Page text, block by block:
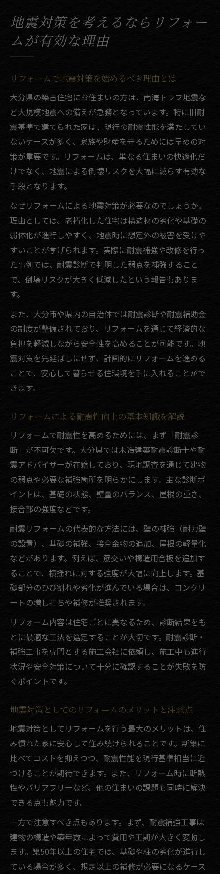
大分県でリフォームを選ぶ地震対策のポイ
ント
築古住宅の耐震診断と補助活用ポイント解説
ント
大分市耐震診断とリフォーム補助金の手続
き解説
築古住宅のリフォームで補助制度を賢く使
う方法
大分県木造建築耐震診断士とリフォームの
耐震アドバイザーによるリフォーム診断の
活用法
リフォームで変わる地震に強い家づくりとは
リフォームが実現する地震に強い家の特徴
倒れなかった家から学ぶリフォームの工夫
リフォームで耐震等級アップを目指す方法
耐震改修を含めたリフォームの重要な流れ
省エネリフォームと耐震工事の併用ポイン
ト
安心できる毎日を支える耐震リフォーム手法
耐震リフォームで安心感を得るための工夫
果
住まい守り隊と連携したリフォーム事例紹
介
大分市リフォームで実現する快適な防災生
活
大分県耐震アドバイザーと進めるリフォー
ム手順
リフォームから耐震補助申請までの流れを
解説
木造建築耐震診断士の役割とリフォーム連
リフォームで叶う段階的な耐震改修の進め
方
補助制度を最大限使うリフォーム計画の立
て方
リフォーム費用を抑える耐震補助の賢い使
い方
大分市耐震補助金とリフォーム申請の流れ
補助金を活用したリフォームの注意点と手
順
リフォームと補助申請を同時に進めるポイ
ント
耐震補助金で実現するリフォームの具体例
地震対策を考えるならリフォー
ムが有効な理由
リフォームで地震対策を始めるべき理由とは
大分県の築古住宅にお住まいの方は、南海トラフ地震な
ど大規模地震への備えが急務となっています。特に旧耐
震基準で建てられた家は、現行の耐震性能を満たしてい
ないケースが多く、家族や財産を守るためには早めの対
策が重要です。リフォームは、単なる住まいの快適化だ
けでなく、地震による倒壊リスクを大幅に減らす有効な
手段となります。
なぜリフォームによる地震対策が必要なのでしょうか。
理由としては、老朽化した住宅は構造材の劣化や基礎の
弱体化が進行しやすく、地震時に想定外の被害を受けや
すいことが挙げられます。実際に耐震補強や改修を行っ
た事例では、耐震診断で判明した弱点を補強すること
で、倒壊リスクが大きく低減したという報告もありま
す。
また、大分市や県内の自治体では耐震診断や耐震補助金
の制度が整備されており、リフォームを通じて経済的な
負担を軽減しながら安全性を高めることが可能です。地
震対策を先延ばしにせず、計画的にリフォームを進める
ことで、安心して暮らせる住環境を手に入れることがで
きます。
リフォームによる耐震性向上の基本知識を解説
リフォームで耐震性を高めるためには、まず「耐震診
断」が不可欠です。大分県では木造建築耐震診断士や耐
震アドバイザーが在籍しており、現地調査を通じて建物
の弱点や必要な補強箇所を明らかにします。主な診断ポ
イントは、基礎の状態、壁量のバランス、屋根の重さ、
接合部の強度などです。
耐震リフォームの代表的な方法には、壁の補強（耐力壁
の設置）、基礎の補強、接合金物の追加、屋根の軽量化
などがあります。例えば、筋交いや構造用合板を追加す
ることで、横揺れに対する強度が大幅に向上します。基
礎部分のひび割れや劣化が進んでいる場合は、コンクリ
ートの増し打ちや補修が推奨されます。
リフォーム内容は住宅ごとに異なるため、診断結果をも
とに最適な工法を選定することが大切です。耐震診断・
補強工事を専門とする施工会社に依頼し、施工中も進行
状況や安全対策について十分に確認することが失敗を防
ぐポイントです。
地震対策としてのリフォームのメリットと注意点
地震対策としてリフォームを行う最大のメリットは、住
み慣れた家に安心して住み続けられることです。新築に
比べてコストを抑えつつ、耐震性能を現行基準相当に近
づけることが期待できます。また、リフォーム時に断熱
性やバリアフリーなど、他の住まいの課題も同時に解決
できる点も魅力です。
一方で注意すべき点もあります。まず、耐震補強工事は
建物の構造や築年数によって費用や工期が大きく変動し
ます。築50年以上の住宅では、基礎や柱の劣化が進行し
ている場合が多く、想定以上の補修が必要になるケース